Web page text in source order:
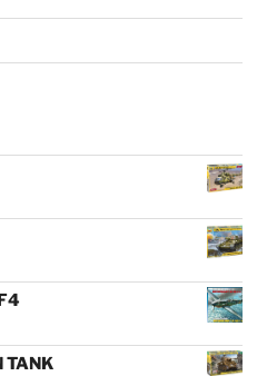
TANK